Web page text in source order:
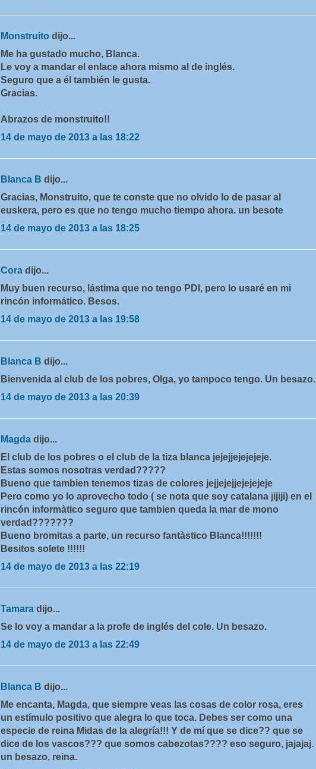
Monstruito dijo...
Me ha gustado mucho, Blanca.
Le voy a mandar el enlace ahora mismo al de inglés.
Seguro que a él también le gusta.
Gracias.
Abrazos de monstruito!!
14 de mayo de 2013 a las 18:22
Blanca B dijo...
Gracias, Monstruito, que te conste que no olvido lo de pasar al
euskera, pero es que no tengo mucho tiempo ahora. un besote
14 de mayo de 2013 a las 18:25
Cora dijo...
Muy buen recurso, lástima que no tengo PDI, pero lo usaré en mi
rincón informático. Besos.
14 de mayo de 2013 a las 19:58
Blanca B dijo...
Bienvenida al club de los pobres, Olga, yo tampoco tengo. Un besazo.
14 de mayo de 2013 a las 20:39
Magda dijo...
El club de los pobres o el club de la tiza blanca jejejjejejejeje.
Estas somos nosotras verdad?????
Bueno que tambien tenemos tizas de colores jejjejejjejejejeje
Pero como yo lo aprovecho todo ( se nota que soy catalana jijiji) en el
rincón informàtico seguro que tambien queda la mar de mono
verdad???????
Bueno bromitas a parte, un recurso fantàstico Blanca!!!!!!!
Besitos solete !!!!!!
14 de mayo de 2013 a las 22:19
Tamara dijo...
Se lo voy a mandar a la profe de inglés del cole. Un besazo.
14 de mayo de 2013 a las 22:49
Blanca B dijo...
Me encanta, Magda, que siempre veas las cosas de color rosa, eres
un estímulo positivo que alegra lo que toca. Debes ser como una
especie de reina Midas de la alegría!!! Y de mí que se dice?? que se
dice de los vascos??? que somos cabezotas???? eso seguro, jajajaj.
un besazo, reina.